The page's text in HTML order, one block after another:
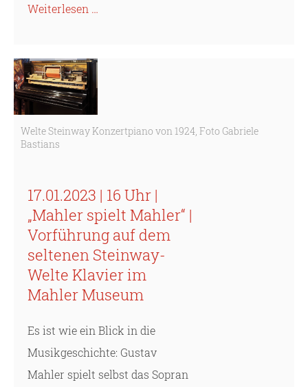
Weiterlesen …
Welte Steinway Konzertpiano von 1924, Foto Gabriele
Bastians
17.01.2023 | 16 Uhr |
„Mahler spielt Mahler“ |
Vorführung auf dem
seltenen Steinway-
Welte Klavier im
Mahler Museum
Es ist wie ein Blick in die
Musikgeschichte: Gustav
Mahler spielt selbst das Sopran